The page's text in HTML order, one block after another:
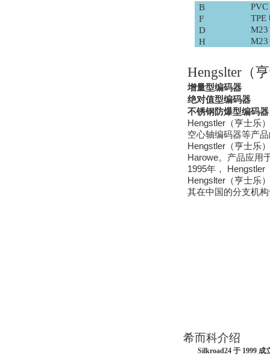
B
F
TPE
D
M23
H
M23
Hengslter （
增量型编码器
绝对值型编码器
不锈钢防爆型编码器
Hengstler （亨士乐
空心轴编码器等产
Hengstler （亨士乐
Harowe。产品应用
1995年， Hengstler
Hengslter （亨士乐
其在中国的分支机
希而科介绍
Silkroad24 于 1999